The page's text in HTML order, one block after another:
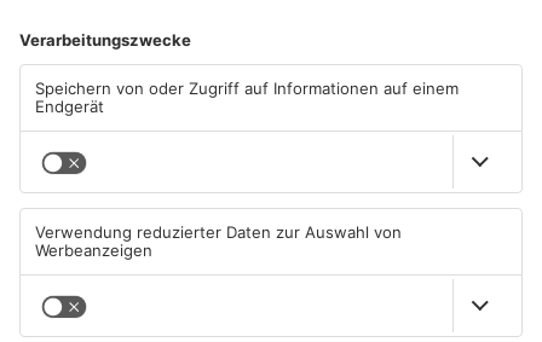
ANZEIGE
Mehr aus
Primaveraland